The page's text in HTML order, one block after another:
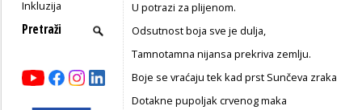
Inkluzija
U potrazi za plijenom.
Odsutnost boja sve je dulja,
Tamnotamna nijansa prekriva zemlju.
Boje se vraćaju tek kad prst Sunčeva zraka
Dotakne pupoljak crvenog maka